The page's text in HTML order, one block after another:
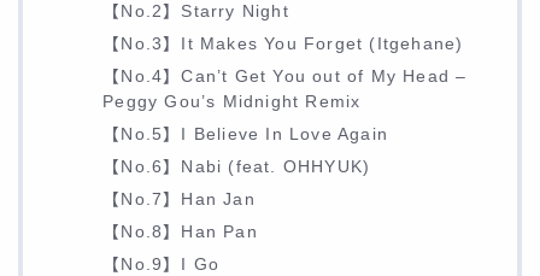
【No.2】Starry Night
【No.3】It Makes You Forget (Itgehane)
【No.4】Can’t Get You out of My Head –
Peggy Gou’s Midnight Remix
【No.5】I Believe In Love Again
【No.6】Nabi (feat. OHHYUK)
【No.7】Han Jan
【No.8】Han Pan
【No.9】I Go